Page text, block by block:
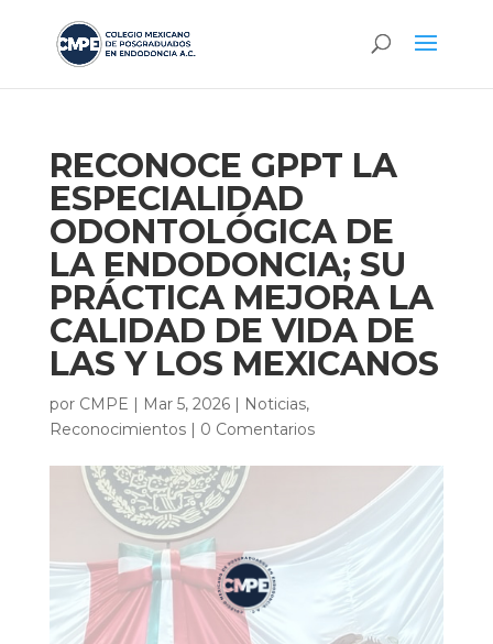
RECONOCE GPPT LA
ESPECIALIDAD
ODONTOLÓGICA DE
LA ENDODONCIA; SU
PRÁCTICA MEJORA LA
CALIDAD DE VIDA DE
LAS Y LOS MEXICANOS
por CMPE | Mar 5, 2026| Noticias,
Reconocimientos| 0 Comentarios